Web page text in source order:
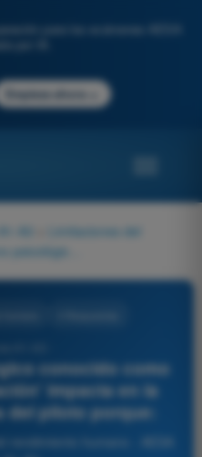
para los exámenes AESA
Empieza ahora
A3
Limitaciones del
conocido como
impacta en la
del piloto porque:
rendimiento humano - AESA